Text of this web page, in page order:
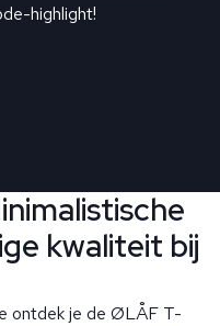
highlight!
kwaliteit bij
ontdek je de ØLÅF T-